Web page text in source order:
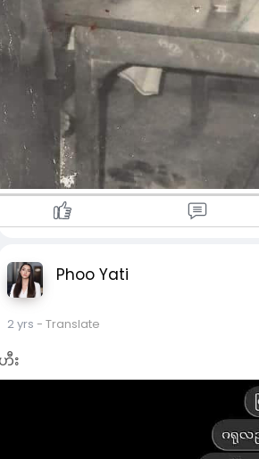
Phoo Yati
2 yrs - Translate
း